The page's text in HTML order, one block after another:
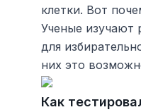
клетки. Вот
Ученые изучают
для
них это
Как